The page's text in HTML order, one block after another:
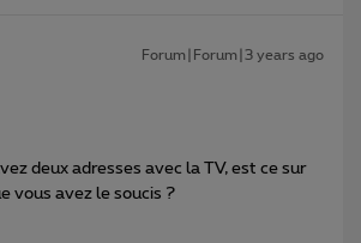
Forum|Forum|3 years ago
deux adresses avec la TV, est ce sur
vous avez le soucis ?